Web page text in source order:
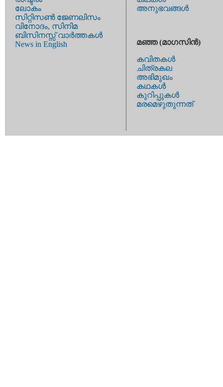
ലോകം
സിറ്റിസണ്‍ ജേണലിസം
വിനോദം, സിനിമ
ബിസിനസ്സ് വാര്‍ത്തകള്‍
News in English
അനുഭവങ്ങള്‍
മഞ്ഞ (മാഗസിന്‍)
കവിതകള്‍
ചിത്രകല
അഭിമുഖം
കഥകള്‍
കുറിപ്പുകള്‍
മരമെഴുതുന്നത്